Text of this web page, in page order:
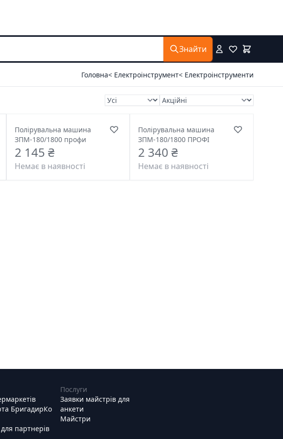
Знайти
Головна< Електроінструмент< Електроінструменти
Полірувальна машина
ЗПМ-180/1800 профи
2 145 ₴
Немає в наявності
Полірувальна машина
ЗПМ-180/1800 ПРОФІ
2 340 ₴
Немає в наявності
БригадирКо
партнерів
Послуги
Заявки майстрів для
анкети
Майстри